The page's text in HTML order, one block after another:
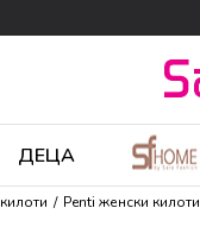
ДЕЦА
килоти Penti женски килоти